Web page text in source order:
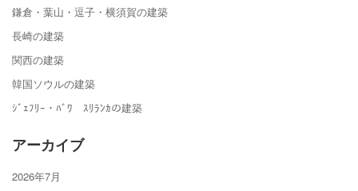
鎌倉・葉山・逗子・横須賀の建築
長崎の建築
関西の建築
韓国ソウルの建築
ｼﾞｪﾌﾘｰ・ﾊﾞﾜ ｽﾘﾗﾝｶの建築
アーカイブ
2026年7月